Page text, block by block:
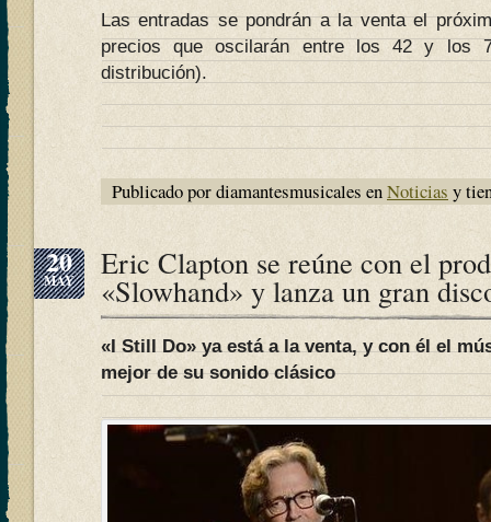
Las entradas se pondrán a la venta el
precios que oscilarán entre los 42 y los
distribución).
Publicado por diamantesmusicales enNoticias y
20
MAY Eric Clapton se reúne con el
«Slowhand» y lanza un gran
«I Still Do» ya está a la venta, y con él el
mejor de su sonido clásico